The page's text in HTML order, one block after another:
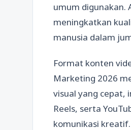
umum digunakan.
meningkatkan
manusia dalam
Format konten
Marketing 2026
visual yang cepat,
Reels, serta
komunikasi